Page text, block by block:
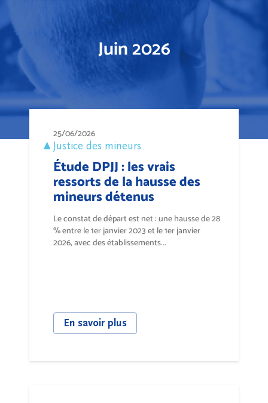
Juin 2026
25/06/2026
Justice des mineurs
Étude DPJJ : les vrais
ressorts de la hausse des
mineurs détenus
Le constat de départ est net : une hausse de 28
% entre le 1er janvier 2023 et le 1er janvier
2026, avec des établissements...
En savoir plus